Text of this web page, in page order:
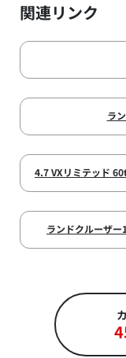
関連リンク
ラ
4.7 VXリミテッド
ランドクルーザ